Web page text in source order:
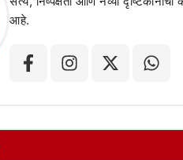
आहे.